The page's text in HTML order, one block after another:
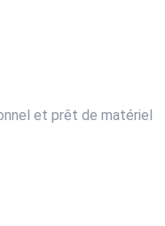
et prêt de matériel